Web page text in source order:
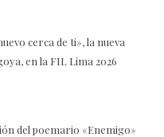
cerca de ti», la nueva
en la FIL Lima 2026
del poemario «Enemigo»